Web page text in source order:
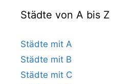
Städte von A bis Z
Städte mit A
Städte mit B
Städte mit C